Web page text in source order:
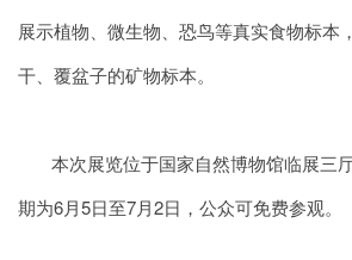
展示植物、微生物、恐鸟等真实食物标本
干、覆盆子的矿物标本。
本次展览位于国家自然博物馆临展三
期为6月5日至7月2日，公众可免费参观。